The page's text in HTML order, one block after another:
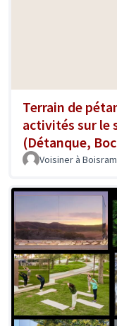
Terrain de
activités sur le
(Détanque,
Voisiner à